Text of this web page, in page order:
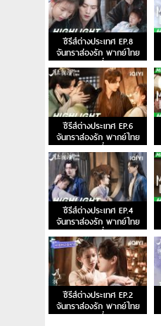
ซีรีส์ต่างประเทศ EP.8
จันทราส่องรัก พากย์ไทย
ตอนที่ 8
ซีรีส์ต่างประเทศ EP.6
จันทราส่องรัก พากย์ไทย
ตอนที่ 6
ซีรีส์ต่างประเทศ EP.4
จันทราส่องรัก พากย์ไทย
ตอนที่ 4
ซีรีส์ต่างประเทศ EP.2
จันทราส่องรัก พากย์ไทย
ตอนที่ 2